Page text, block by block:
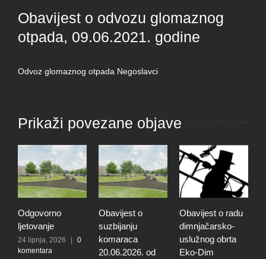
Obavijest o odvozu glomaznog
otpada, 09.06.2021. godine
Odvoz glomaznog otpada Negoslavci
Prikaži povezane objave
Odgovorno
ljetovanje
24 lipnja, 2026
0
komentara
Obavijest o
suzbijanju
komaraca
20.06.2026. od
Obavijest o radu
dimnjačarsko-
uslužnog obrta
Eko-Dim